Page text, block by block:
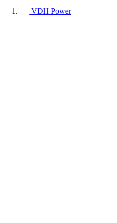
VDH Power